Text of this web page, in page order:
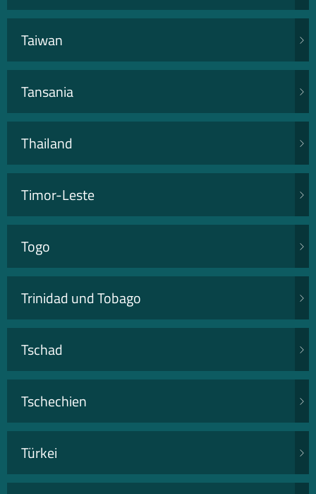
Taiwan
Tansania
Thailand
Timor-Leste
Togo
Trinidad und Tobago
Tschad
Tschechien
Türkei